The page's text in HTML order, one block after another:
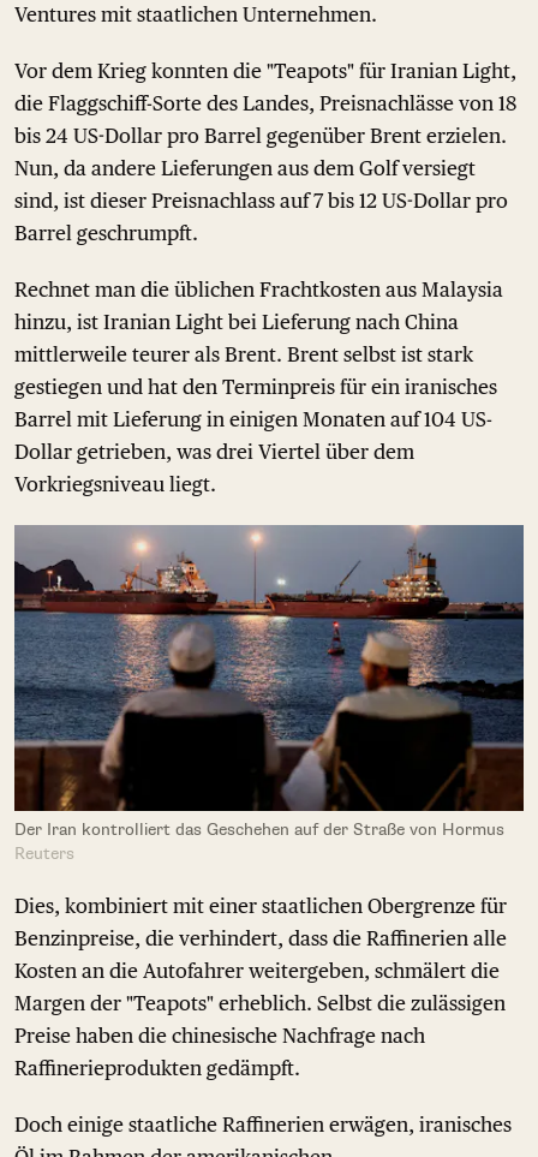
Ventures mit staatlichen Unternehmen.
Vor dem Krieg konnten die "Teapots" für Iranian Light,
die Flaggschiff-Sorte des Landes, Preisnachlässe von 18
bis 24 US-Dollar pro Barrel gegenüber Brent erzielen.
Nun, da andere Lieferungen aus dem Golf versiegt
sind, ist dieser Preisnachlass auf 7 bis 12 US-Dollar pro
Barrel geschrumpft.
Rechnet man die üblichen Frachtkosten aus Malaysia
hinzu, ist Iranian Light bei Lieferung nach China
mittlerweile teurer als Brent. Brent selbst ist stark
gestiegen und hat den Terminpreis für ein iranisches
Barrel mit Lieferung in einigen Monaten auf 104 US-
Dollar getrieben, was drei Viertel über dem
Vorkriegsniveau liegt.
Der Iran kontrolliert das Geschehen auf der Straße von Hormus
Reuters
Dies, kombiniert mit einer staatlichen Obergrenze für
Benzinpreise, die verhindert, dass die Raffinerien alle
Kosten an die Autofahrer weitergeben, schmälert die
Margen der "Teapots" erheblich. Selbst die zulässigen
Preise haben die chinesische Nachfrage nach
Raffinerieprodukten gedämpft.
Doch einige staatliche Raffinerien erwägen, iranisches